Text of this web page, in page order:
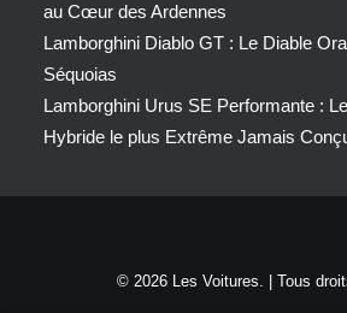
au Cœur des Ardennes
Lamborghini Diablo GT : Le Diable
Séquoias
Lamborghini Urus SE Performante :
Hybride le plus Extrême Jamais
© 2026 Les Voitures. | Tous